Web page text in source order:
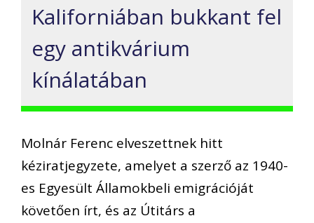
Kaliforniában bukkant fel
egy antikvárium
kínálatában
Molnár Ferenc elveszettnek hitt
kéziratjegyzete, amelyet a szerző az 1940-
es Egyesült Államokbeli emigrációját
követően írt, és az Útitárs a